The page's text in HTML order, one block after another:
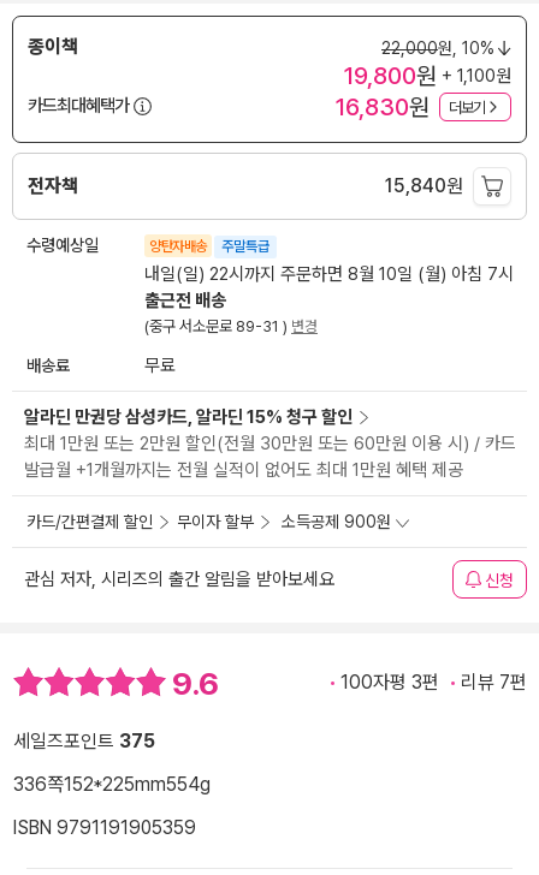
종이책 22,000원, 10%
19,800원 + 1,100원
카드최대혜택가
16,830원 더보기
전자책 15,840원
수령예상일 양탄자배송 주말특급
내일(일) 22시까지 주문하면 8월 10일 (월) 아침 7시
출근전 배송
(중구 서소문로 89-31 ) 변경
배송료 무료
알라딘 만권당 삼성카드, 알라딘 15% 청구 할인
최대 1만원 또는 2만원 할인(전월 30만원 또는 60만원 이용 시) / 카드
발급월 +1개월까지는 전월 실적이 없어도 최대 1만원 혜택 제공
카드/간편결제 할인 무이자 할부 소득공제 900원
관심 저자, 시리즈의 출간 알림을 받아보세요 신청
9.6 100자평 3편 리뷰 7편
세일즈포인트 375
336쪽152*225mm554g
ISBN 9791191905359